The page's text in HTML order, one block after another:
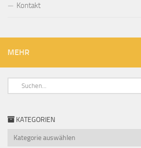
Kontakt
MEHR
KATEGORIEN